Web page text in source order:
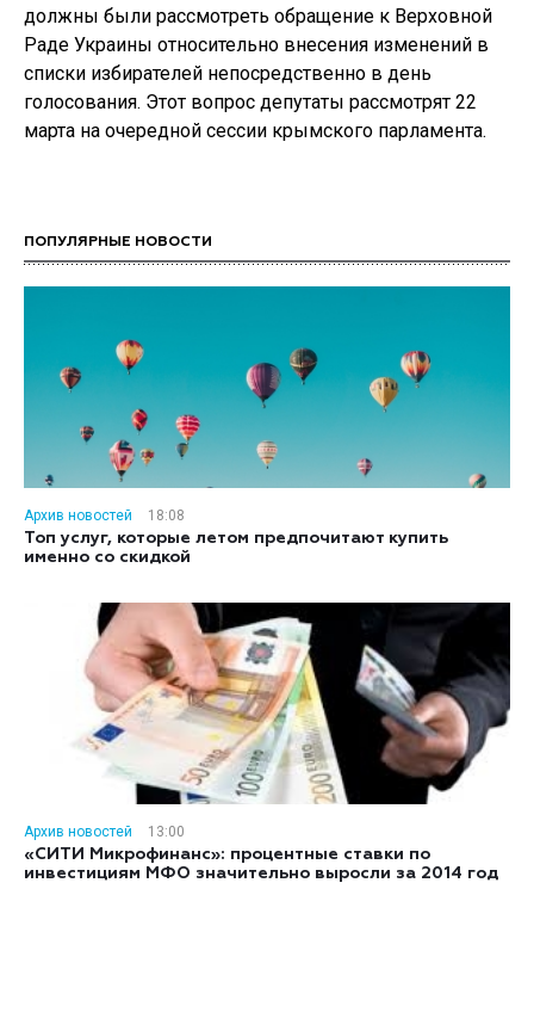
должны были рассмотреть обращение к Верховной
Раде Украины относительно внесения изменений в
списки избирателей непосредственно в день
голосования. Этот вопрос депутаты рассмотрят 22
марта на очередной сессии крымского парламента.
ПОПУЛЯРНЫЕ НОВОСТИ
Архив новостей
18:08
Топ услуг, которые летом предпочитают купить
именно со скидкой
Архив новостей
13:00
«СИТИ Микрофинанс»: процентные ставки по
инвестициям МФО значительно выросли за 2014 год